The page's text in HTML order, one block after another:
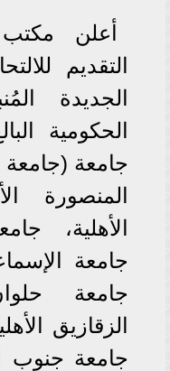
أعلن
التقديم
الجديدة
الحكومية
جامعة (جامعة
المنصورة
الأهلية،
جامعة
جامعة
الزقازيق
جامعة جنوب